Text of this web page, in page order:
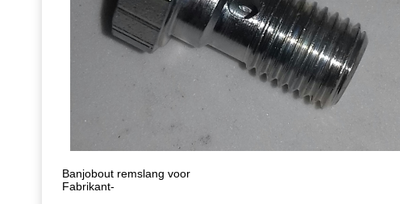
Banjobout remslang voor
Fabrikant-